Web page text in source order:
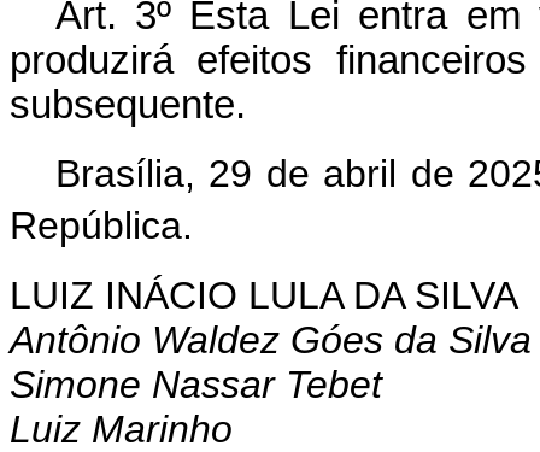
Art. 3º Esta Lei entra
produzirá efeitos
subsequente.
Brasília, 29 de abril de
República.
LUIZ INÁCIO LULA DA SILVA
Antônio Waldez Góes da Silva
Simone Nassar Tebet
Luiz Marinho